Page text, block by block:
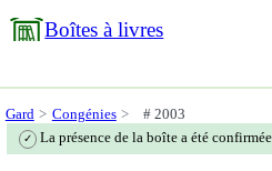
Boîtes à livres
Gard Congénies # 2003
✓ La présence de la boîte a été